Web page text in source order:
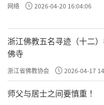
网络 2026-04-20 16:04:06
浙江佛教五名寻迹（十二
佛寺
浙江省佛教协会 2026-04-17
师父与居士之间要慎重 ！